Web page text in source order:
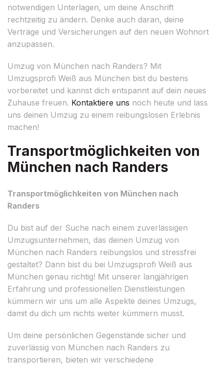
notwendigen Unterlagen, um deine Anschrift
rechtzeitig zu ändern. Denke auch daran, deine
Verträge und Versicherungen auf den neuen Wohnort
anzupassen.
Umzug von München nach Randers? Mit
Umzugsprofi Weiß aus München bist du bestens
vorbereitet und kannst dich entspannt auf dein neues
Zuhause freuen. Kontaktiere uns noch heute und lass
uns deinen Umzug zu einem reibungslosen Erlebnis
machen!
Transportmöglichkeiten von
München nach Randers
Transportmöglichkeiten von München nach
Randers
Du bist auf der Suche nach einem zuverlässigen
Umzugsunternehmen, das deinen Umzug von
München nach Randers reibungslos und stressfrei
gestaltet? Dann bist du bei Umzugsprofi Weiß aus
München genau richtig! Mit unserer langjährigen
Erfahrung und professionellen Dienstleistungen
kümmern wir uns um alle Aspekte deines Umzugs,
damit du dich um nichts weiter kümmern musst.
Um deine persönlichen Gegenstände sicher und
zuverlässig von München nach Randers zu
transportieren, bieten wir verschiedene